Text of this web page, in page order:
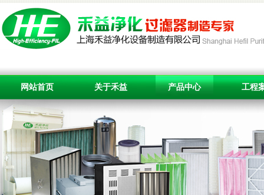
网站首页 关于禾益 产品中心 工程